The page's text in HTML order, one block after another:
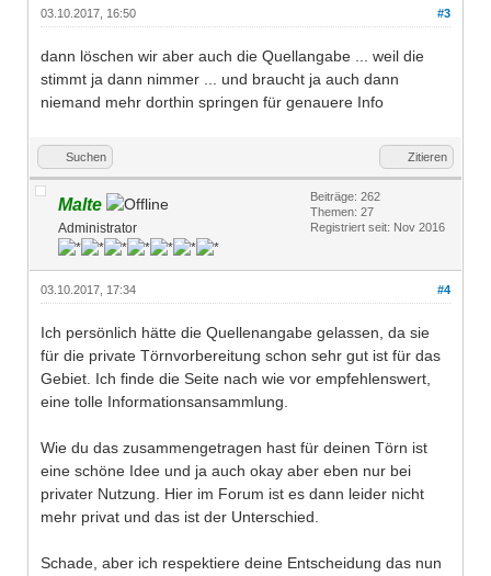
#3
03.10.2017, 16:50
dann löschen wir aber auch die Quellangabe ... weil die
stimmt ja dann nimmer ... und braucht ja auch dann
niemand mehr dorthin springen für genauere Info
Suchen Zitieren
Malte
Administrator
Beiträge: 262
Themen: 27
Registriert seit: Nov 2016
#4
03.10.2017, 17:34
Ich persönlich hätte die Quellenangabe gelassen, da sie
für die private Törnvorbereitung schon sehr gut ist für das
Gebiet. Ich finde die Seite nach wie vor empfehlenswert,
eine tolle Informationsansammlung.
Wie du das zusammengetragen hast für deinen Törn ist
eine schöne Idee und ja auch okay aber eben nur bei
privater Nutzung. Hier im Forum ist es dann leider nicht
mehr privat und das ist der Unterschied.
Schade, aber ich respektiere deine Entscheidung das nun